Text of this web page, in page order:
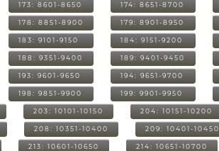
173: 8601-8650 174: 8651-8700
178: 8851-8900 179: 8901-8950
183: 9101-9150 184: 9151-9200
188: 9351-9400 189: 9401-9450
193: 9601-9650 194: 9651-9700
198: 9851-9900 199: 9901-9950
203: 10101-10150 204: 10151-10200
208: 10351-10400 209: 10401-10450
213: 10601-10650 214: 10651-10700